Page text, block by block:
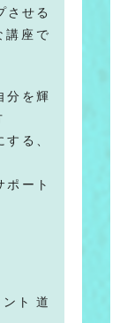
させる
講座で
分を輝
る、
ポート
ト 道